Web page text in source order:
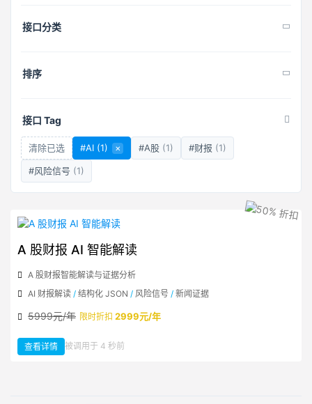
接口分类
排序
接口 Tag
清除已选 #AI (1) × #A股 (1) #财报 (1)
#风险信号 (1)
A 股财报 AI 智能解读
A 股财报智能解读与证据分析
AI 财报解读 / 结构化 JSON / 风险信号 / 新闻证据
5999元/年 限时折扣 2999元/年
查看详情 ：
A
被调用于 4 秒前